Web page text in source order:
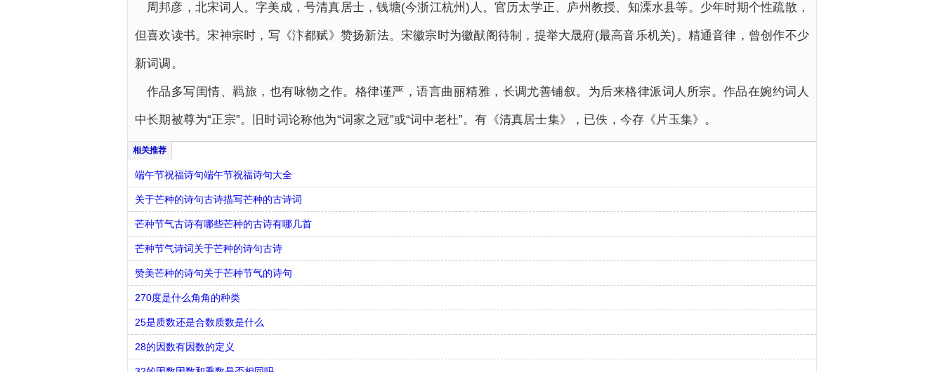
周邦彦，北宋词人。字美成，号清真居士，钱塘(今浙江杭州)人。官历太学正、庐州教授、知溧水县等。少年时期个性疏散，
但喜欢读书。宋神宗时，写《汴都赋》赞扬新法。宋徽宗时为徽猷阁待制，提举大晟府(最高音乐机关)。精通音律，曾创作不少
新词调。
作品多写闺情、羁旅，也有咏物之作。格律谨严，语言曲丽精雅，长调尤善铺叙。为后来格律派词人所宗。作品在婉约词人
中长期被尊为“正宗”。旧时词论称他为“词家之冠”或“词中老杜”。有《清真居士集》，已佚，今存《片玉集》。
端午节祝福诗句端午节祝福诗句大全
关于芒种的诗句古诗描写芒种的古诗词
芒种节气古诗有哪些芒种的古诗有哪几首
芒种节气诗词关于芒种的诗句古诗
赞美芒种的诗句关于芒种节气的诗句
270度是什么角角的种类
25是质数还是合数质数是什么
28的因数有因数的定义